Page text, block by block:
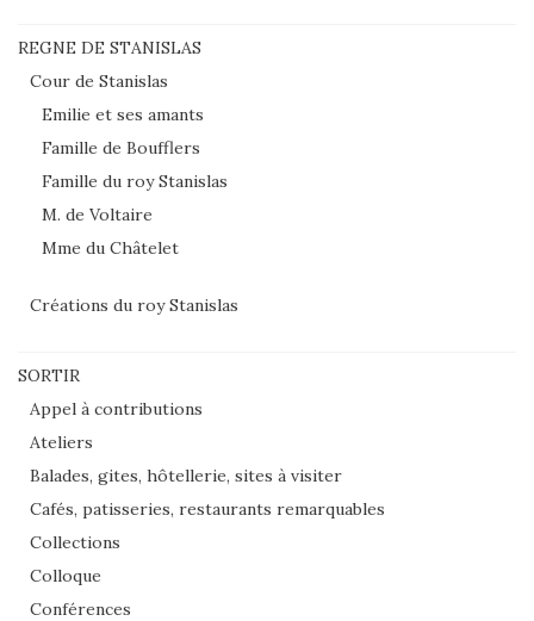
REGNE DE STANISLAS
Cour de Stanislas
Emilie et ses amants
Famille de Boufflers
Famille du roy Stanislas
M. de Voltaire
Mme du Châtelet
Créations du roy Stanislas
SORTIR
Appel à contributions
Ateliers
Balades, gites, hôtellerie, sites à visiter
Cafés, patisseries, restaurants remarquables
Collections
Colloque
Conférences